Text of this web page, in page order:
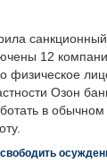
12
физическое
Озон
в